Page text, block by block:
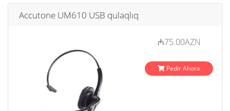
Accutone UM610 USB qulaqlıq
₼75.00AZN
Pedir Ahora